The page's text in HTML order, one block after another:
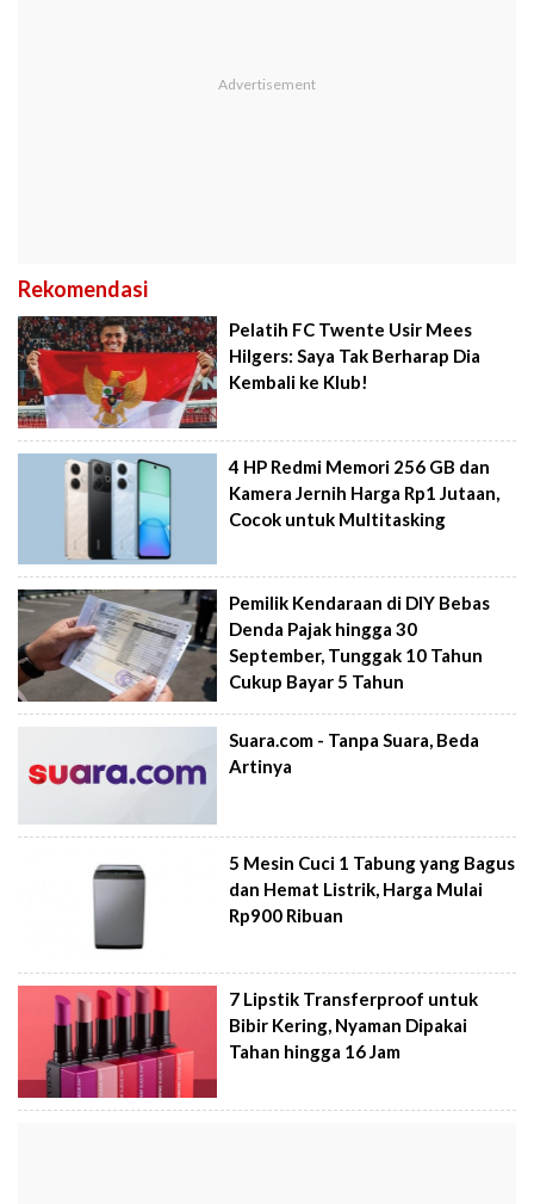
Rekomendasi
Pelatih FC Twente Usir Mees
Hilgers: Saya Tak Berharap Dia
Kembali ke Klub!
4 HP Redmi Memori 256 GB dan
Kamera Jernih Harga Rp1 Jutaan,
Cocok untuk Multitasking
Pemilik Kendaraan di DIY Bebas
Denda Pajak hingga 30
September, Tunggak 10 Tahun
Cukup Bayar 5 Tahun
Suara.com - Tanpa Suara, Beda
Artinya
5 Mesin Cuci 1 Tabung yang Bagus
dan Hemat Listrik, Harga Mulai
Rp900 Ribuan
7 Lipstik Transferproof untuk
Bibir Kering, Nyaman Dipakai
Tahan hingga 16 Jam